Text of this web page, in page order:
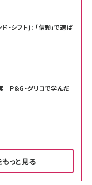
シフト): 「信頼」で選ば
P&G・グリコで学んだ
っと見る